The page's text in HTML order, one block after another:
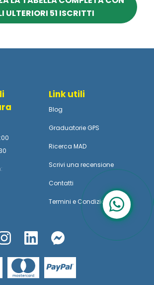
ULTERIORI 51 ISCRITTI
Link utili
Blog
Graduatorie GPS
Ricerca MAD
Scrivi una recensione
Contatti
Termini e Condizioni